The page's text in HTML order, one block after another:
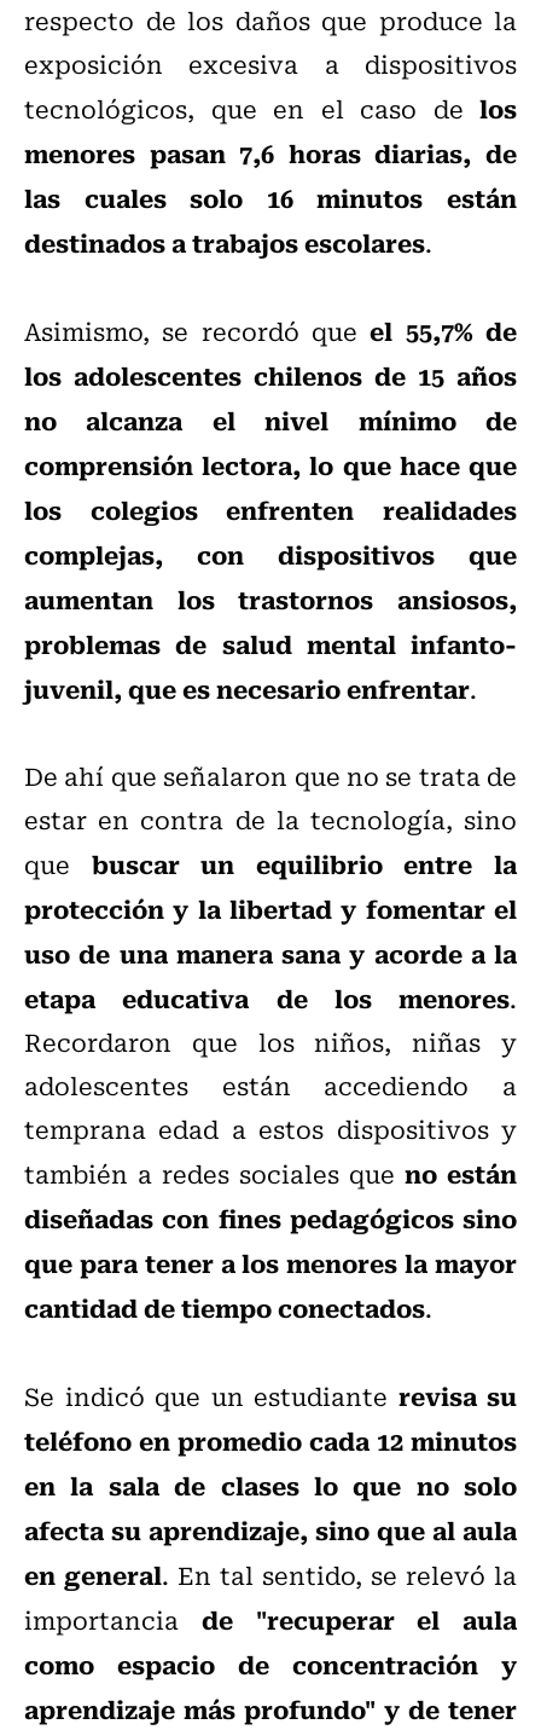
respecto de los daños que produce la
exposición excesiva a dispositivos
tecnológicos, que en el caso de los
menores pasan 7,6 horas diarias, de
las cuales solo 16 minutos están
destinados a trabajos escolares.
Asimismo, se recordó queel 55,7% de
los adolescentes chilenos de 15 años
no alcanza el nivel mínimo de
comprensión lectora, lo que hace que
los colegios enfrenten realidades
complejas, con dispositivos que
aumentan los trastornos ansiosos,
problemas de salud mental infanto-
juvenil, que es necesario enfrentar.
De ahí que señalaron que no se trata de
estar en contra de la tecnología, sino
que buscar un equilibrio entre la
protección y la libertad y fomentar el
uso de una manera sana y acorde a la
etapa educativa de los menores.
Recordaron que los niños, niñas y
adolescentes están accediendo a
temprana edad a estos dispositivos y
también a redes sociales que no están
diseñadas con fines pedagógicos sino
que para tener a los menores la mayor
cantidad de tiempo conectados.
Se indicó que un estudiante revisa su
teléfono en promedio cada 12 minutos
en la sala de clases lo que no solo
afecta su aprendizaje, sino que al aula
en general. En tal sentido, se relevó la
importancia de "recuperar el aula
como espacio de concentración y
aprendizaje más profundo" y de tener